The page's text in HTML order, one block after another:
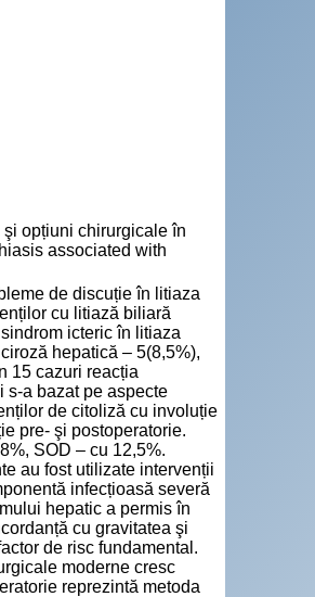
opțiuni chirurgicale în
associated with
de discuție în litiaza
cu litiază biliară
icteric în litiaza
hepatică – 5(8,5%),
15 cazuri reacția
s-a bazat pe aspecte
de citoliză cu involuție
pre- şi postoperatorie.
SOD – cu 12,5%.
au fost utilizate intervenții
infecțioasă severă
hepatic a permis în
cu gravitatea şi
de risc fundamental.
moderne cresc
reprezintă metoda